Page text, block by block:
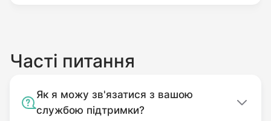
Часті питання
Як я можу зв'язатися з вашою
службою підтримки?